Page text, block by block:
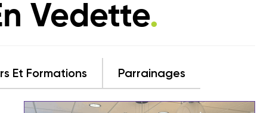
Vedette.
Et Formations Parrainages